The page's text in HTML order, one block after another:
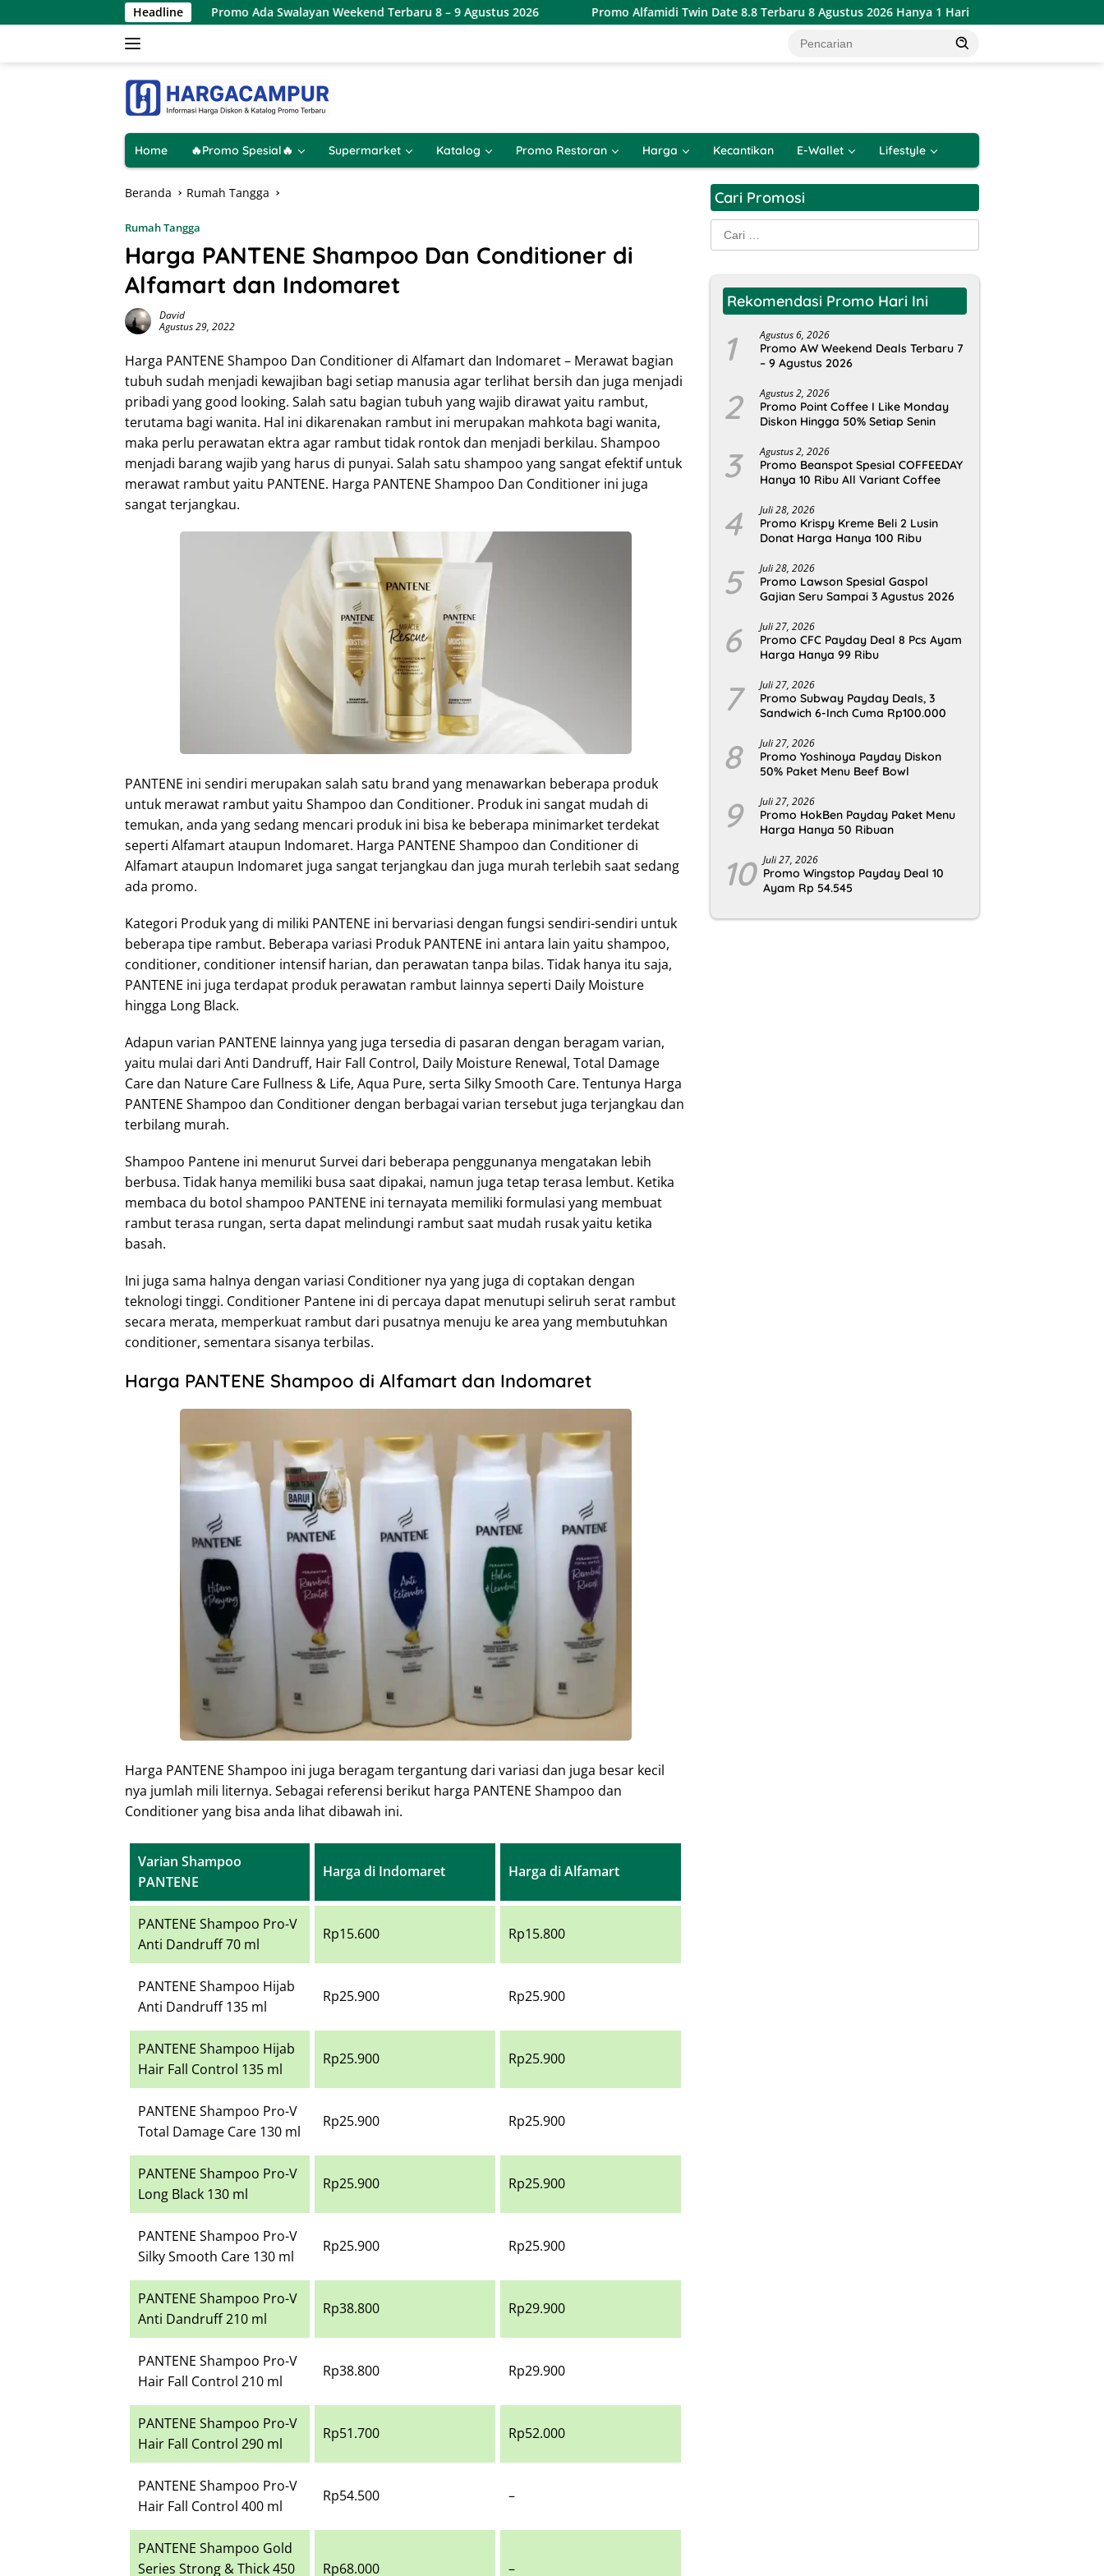
ke
Headline
Promo Ada Swalayan Weekend Terbaru 8 – 9 Agustus 2026 Promo Alfamidi Twin Date 8.8 Terbaru 8 Agustus 2026 Hanya 1 Hari Katalog Promo PSM
Home 🔥Promo Spesial🔥 Supermarket Katalog Promo Restoran Harga Kecantikan E-Wallet Lifestyle
Beranda Rumah Tangga
Rumah Tangga
Harga PANTENE Shampoo Dan Conditioner di
Alfamart dan Indomaret
David
Agustus 29, 2022
Harga PANTENE Shampoo Dan Conditioner di Alfamart dan Indomaret – Merawat bagian
tubuh sudah menjadi kewajiban bagi setiap manusia agar terlihat bersih dan juga menjadi
pribadi yang good looking. Salah satu bagian tubuh yang wajib dirawat yaitu rambut,
terutama bagi wanita. Hal ini dikarenakan rambut ini merupakan mahkota bagi wanita,
maka perlu perawatan ektra agar rambut tidak rontok dan menjadi berkilau. Shampoo
menjadi barang wajib yang harus di punyai. Salah satu shampoo yang sangat efektif untuk
merawat rambut yaitu PANTENE. Harga PANTENE Shampoo Dan Conditioner ini juga
sangat terjangkau.
PANTENE ini sendiri merupakan salah satu brand yang menawarkan beberapa produk
untuk merawat rambut yaitu Shampoo dan Conditioner. Produk ini sangat mudah di
temukan, anda yang sedang mencari produk ini bisa ke beberapa minimarket terdekat
seperti Alfamart ataupun Indomaret. Harga PANTENE Shampoo dan Conditioner di
Alfamart ataupun Indomaret juga sangat terjangkau dan juga murah terlebih saat sedang
ada promo.
Kategori Produk yang di miliki PANTENE ini bervariasi dengan fungsi sendiri-sendiri untuk
beberapa tipe rambut. Beberapa variasi Produk PANTENE ini antara lain yaitu shampoo,
conditioner, conditioner intensif harian, dan perawatan tanpa bilas. Tidak hanya itu saja,
PANTENE ini juga terdapat produk perawatan rambut lainnya seperti Daily Moisture
hingga Long Black.
Adapun varian PANTENE lainnya yang juga tersedia di pasaran dengan beragam varian,
yaitu mulai dari Anti Dandruff, Hair Fall Control, Daily Moisture Renewal, Total Damage
Care dan Nature Care Fullness & Life, Aqua Pure, serta Silky Smooth Care. Tentunya Harga
PANTENE Shampoo dan Conditioner dengan berbagai varian tersebut juga terjangkau dan
terbilang murah.
Shampoo Pantene ini menurut Survei dari beberapa penggunanya mengatakan lebih
berbusa. Tidak hanya memiliki busa saat dipakai, namun juga tetap terasa lembut. Ketika
membaca du botol shampoo PANTENE ini ternayata memiliki formulasi yang membuat
rambut terasa rungan, serta dapat melindungi rambut saat mudah rusak yaitu ketika
basah.
Ini juga sama halnya dengan variasi Conditioner nya yang juga di coptakan dengan
teknologi tinggi. Conditioner Pantene ini di percaya dapat menutupi seliruh serat rambut
secara merata, memperkuat rambut dari pusatnya menuju ke area yang membutuhkan
conditioner, sementara sisanya terbilas.
Harga PANTENE Shampoo di Alfamart dan Indomaret
Harga PANTENE Shampoo ini juga beragam tergantung dari variasi dan juga besar kecil
nya jumlah mili liternya. Sebagai referensi berikut harga PANTENE Shampoo dan
Conditioner yang bisa anda lihat dibawah ini.
Varian Shampoo
PANTENE
Harga di Indomaret Harga di Alfamart
PANTENE Shampoo Pro-V
Anti Dandruff 70 ml
Rp15.600 Rp15.800
PANTENE Shampoo Hijab
Anti Dandruff 135 ml
Rp25.900 Rp25.900
PANTENE Shampoo Hijab
Hair Fall Control 135 ml
Rp25.900 Rp25.900
PANTENE Shampoo Pro-V
Total Damage Care 130 ml
Rp25.900 Rp25.900
PANTENE Shampoo Pro-V
Long Black 130 ml
Rp25.900 Rp25.900
PANTENE Shampoo Pro-V
Silky Smooth Care 130 ml
Rp25.900 Rp25.900
PANTENE Shampoo Pro-V
Anti Dandruff 210 ml
Rp38.800 Rp29.900
PANTENE Shampoo Pro-V
Hair Fall Control 210 ml
Rp38.800 Rp29.900
PANTENE Shampoo Pro-V
Hair Fall Control 290 ml
Rp51.700 Rp52.000
PANTENE Shampoo Pro-V
Hair Fall Control 400 ml
Rp54.500 –
PANTENE Shampoo Gold
Series Strong & Thick 450
Rp68.000 –
Cari Promosi
Cari
untuk:
Rekomendasi Promo Hari Ini
1 Agustus 6, 2026
Promo AW Weekend Deals Terbaru 7
– 9 Agustus 2026
2 Agustus 2, 2026
Promo Point Coffee I Like Monday
Diskon Hingga 50% Setiap Senin
3 Agustus 2, 2026
Promo Beanspot Spesial COFFEEDAY
Hanya 10 Ribu All Variant Coffee
4 Juli 28, 2026
Promo Krispy Kreme Beli 2 Lusin
Donat Harga Hanya 100 Ribu
5 Juli 28, 2026
Promo Lawson Spesial Gaspol
Gajian Seru Sampai 3 Agustus 2026
6 Juli 27, 2026
Promo CFC Payday Deal 8 Pcs Ayam
Harga Hanya 99 Ribu
7 Juli 27, 2026
Promo Subway Payday Deals, 3
Sandwich 6-Inch Cuma Rp100.000
8 Juli 27, 2026
Promo Yoshinoya Payday Diskon
50% Paket Menu Beef Bowl
9 Juli 27, 2026
Promo HokBen Payday Paket Menu
Harga Hanya 50 Ribuan
10 Juli 27, 2026
Promo Wingstop Payday Deal 10
Ayam Rp 54.545